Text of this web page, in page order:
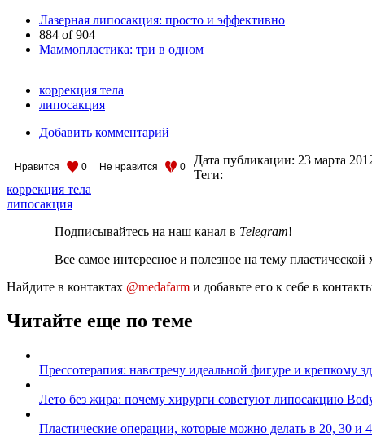
Лазерная липосакция: просто и эффективно
884 of 904
Маммопластика: три в одном
коррекция тела
липосакция
Добавить комментарий
Нравится 0 Не нравится 0 Дата публикации: 23 марта
Теги:
коррекция тела
липосакция
Подписывайтесь на наш канал в Telegram!
Все самое интересное и полезное на тему
Найдите в контактах @medafarm и добавьте его к себе в
Читайте еще по теме
Прессотерапия: навстречу идеальной фигуре и крепкому
Лето без жира: почему хирурги советуют липосакцию
Пластические операции, которые можно делать в 20, 30 и